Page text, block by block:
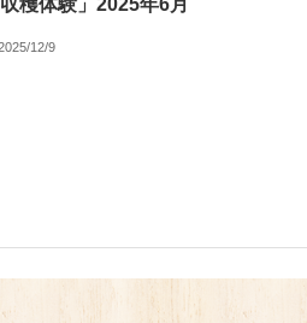
収穫体験」2025年6月
12/9